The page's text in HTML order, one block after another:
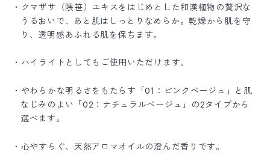
・クマザサ（隈笹）エキスをはじめとした和漢植物の贅沢な
うるおいで、あと肌はしっとりなめらか。乾燥から肌を守
り、透明感あふれる肌を保ちます。
・ハイライトとしてもご使用いただけます。
・やわらかな明るさをもたらす「01：ピンクベージュ」と肌
なじみのよい「02：ナチュラルベージュ」の2タイプから
選べます。
・心やすらぐ、天然アロマオイルの澄んだ香りです。